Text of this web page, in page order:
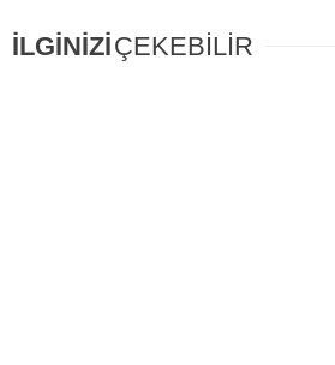
İLGİNİZİÇEKEBİLİR